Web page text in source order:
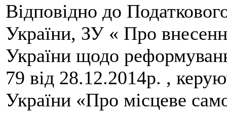
Відповідно до
України, ЗУ « Про
України щодо
79 від 28.12.2014р. ,
України «Про місцеве